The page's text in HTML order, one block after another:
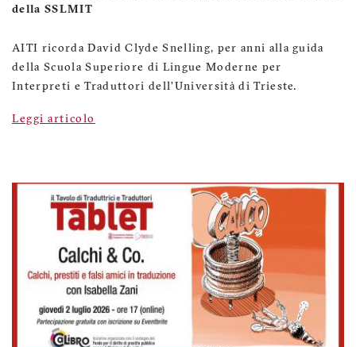
della SSLMIT
AITI ricorda David Clyde Snelling, per anni alla guida
della Scuola Superiore di Lingue Moderne per
Interpreti e Traduttori dell’Università di Trieste.
Leggi articolo